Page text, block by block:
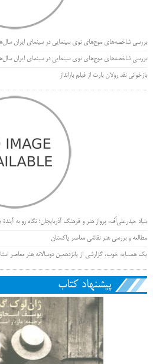
بررسی شاخصه‌های موج‌های نوی سینمایی در سینمای ایران سال‌های 1357-1343،
بررسی شاخصه‌های موج‌های نوی سینمایی در سینمای ایران سال‌های 1357-
بازخوانی نقد رولان بارت از فیلم بارانداز
بنیاد حیدرعلی‌اُف، پرواز هنر و فرهنگ آذربایجان؛ نگاه رو به
مطالعه و بررسی هنر نقاشی معاصر پاکستان
یک همسایه خوب، گزارشی از پانزدهمین دوسالانه هنر معاصر
پیشنهاد کتاب